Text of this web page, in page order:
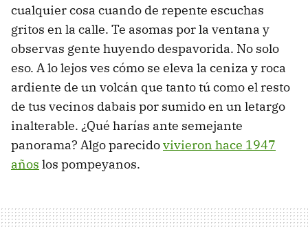
cualquier cosa cuando de repente escuchas
gritos en la calle. Te asomas por la ventana y
observas gente huyendo despavorida. No solo
eso. A lo lejos ves cómo se eleva la ceniza y roca
ardiente de un volcán que tanto tú como el resto
de tus vecinos dabais por sumido en un letargo
inalterable. ¿Qué harías ante semejante
panorama? Algo parecidovivieron hace 1947
años los pompeyanos.